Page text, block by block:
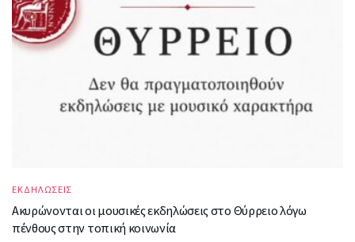
ΕΚΔΗΛΩΣΕΙΣ
Ακυρώνονται οι μουσικές εκδηλώσεις στο Θύρρειο λόγω
πένθους στην τοπική κοινωνία